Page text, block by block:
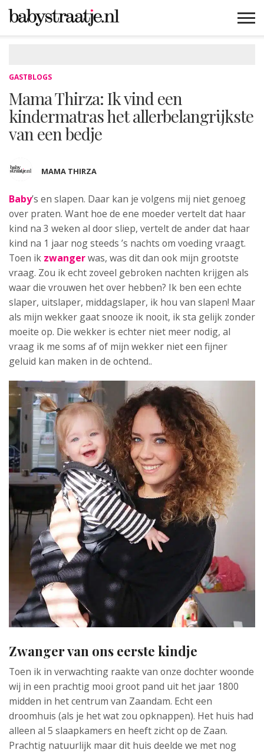
GASTBLOGS
Mama Thirza: Ik vind een
kindermatras het allerbelangrijkste
van een bedje
MAMA THIRZA
Baby’s en slapen. Daar kan je volgens mij niet genoeg
over praten. Want hoe de ene moeder vertelt dat haar
kind na 3 weken al door sliep, vertelt de ander dat haar
kind na 1 jaar nog steeds ’s nachts om voeding vraagt.
Toen ik zwangerwas, was dit dan ook mijn grootste
vraag. Zou ik echt zoveel gebroken nachten krijgen als
waar die vrouwen het over hebben? Ik ben een echte
slaper, uitslaper, middagslaper, ik hou van slapen! Maar
als mijn wekker gaat snooze ik nooit, ik sta gelijk zonder
moeite op. Die wekker is echter niet meer nodig, al
vraag ik me soms af of mijn wekker niet een fijner
geluid kan maken in de ochtend..
Zwanger van ons eerste kindje
Toen ik in verwachting raakte van onze dochter woonde
wij in een prachtig mooi groot pand uit het jaar 1800
midden in het centrum van Zaandam. Echt een
droomhuis (als je het wat zou opknappen). Het huis had
alleen al 5 slaapkamers en heeft zicht op de Zaan.
Prachtig natuurlijk maar dit huis deelde we met nog